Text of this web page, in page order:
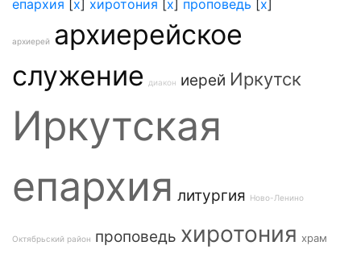
епархия [x] хиротония [x] проповедь [x]
архиерей архиерейское
служение
диакон иерей Иркутск
Иркутская
епархия литургия Ново-Ленино
Октябрьский район проповедь хиротония храм